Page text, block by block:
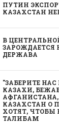
ПУТИН
КАЗАХСТАН
В
ЗАРОЖДАЕТСЯ
ДЕРЖАВА
"ЗАБЕРИТЕ
КАЗАХИ,
КАЗАХСТАН О
ХОТЯТ, ЧТОБЫ
ТАЛИБАМ